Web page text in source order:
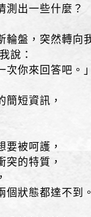
測出一些什麼？
輪盤，突然轉向
說：
次你來回答吧。
簡短資訊，
要被呵護，
突的特質，
個狀態都達不到